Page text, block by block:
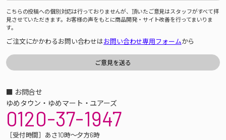
こちらの投稿への個別対応は行っておりませんが、頂いたご意見はスタッフがすべて拝
見させていただきます。お客様の声をもとに商品開発・サイト改善を行ってまいりま
す。
ご注文にかかわるお問い合わせはお問い合わせ専用フォームから
■ お問合せ
ゆめタウン・ゆめマート・ユアーズ
0120-37-1947
［受付時間］あさ10時～夕方6時